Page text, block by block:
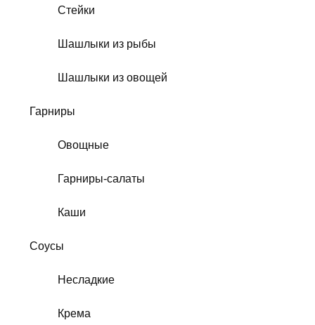
Стейки
Шашлыки из рыбы
Шашлыки из овощей
Гарниры
Овощные
Гарниры-салаты
Каши
Соусы
Несладкие
Крема